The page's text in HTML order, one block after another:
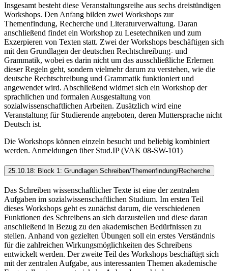
Insgesamt besteht diese Veranstaltungsreihe aus sechs dreistündigen
Workshops. Den Anfang bilden zwei Workshops zur
Themenfindung, Recherche und Literaturverwaltung. Daran
anschließend findet ein Workshop zu Lesetechniken und zum
Exzerpieren von Texten statt. Zwei der Workshops beschäftigen sich
mit den Grundlagen der deutschen Rechtschreibung- und
Grammatik, wobei es darin nicht um das ausschließliche Erlernen
dieser Regeln geht, sondern vielmehr darum zu verstehen, wie die
deutsche Rechtschreibung und Grammatik funktioniert und
angewendet wird. Abschließend widmet sich ein Workshop der
sprachlichen und formalen Ausgestaltung von
sozialwissenschaftlichen Arbeiten. Zusätzlich wird eine
Veranstaltung für Studierende angeboten, deren Muttersprache nicht
Deutsch ist.
Die Workshops können einzeln besucht und beliebig kombiniert
werden. Anmeldungen über Stud.IP (VAK 08-SW-101)
25.10.18: Block 1: Grundlagen Schreiben/Themenfindung/Recherche
Das Schreiben wissenschaftlicher Texte ist eine der zentralen
Aufgaben im sozialwissen­schaftlichen Studium. Im ersten Teil
dieses Workshops geht es zunächst darum, die verschiedenen
Funktionen des Schreibens an sich darzustellen und diese daran
anschließend in Bezug zu den akademischen Bedürfnissen zu
stellen. Anhand von gezielten Übungen soll ein erstes Verständnis
für die zahlreichen Wirkungsmöglichkeiten des Schreibens
entwickelt werden. Der zweite Teil des Workshops beschäftigt sich
mit der zentralen Aufgabe, aus interessanten Themen akademische